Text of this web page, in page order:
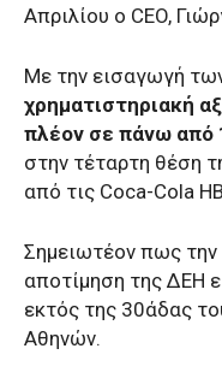
Απριλίου ο CEO,
Με την εισαγωγή
χρηματιστηριακή
πλέον σε πάνω από
στην τέταρτη θέση
από τις Coca-Cola
Σημειωτέον πως την
αποτίμηση της ΔΕΗ
εκτός της 30άδας
Αθηνών.